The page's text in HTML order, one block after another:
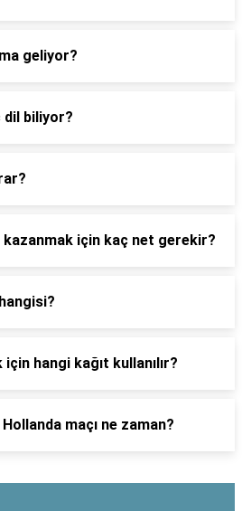
geliyor?
dil biliyor?
için kaç net gerekir?
hangi kağıt kullanılır?
maçı ne zaman?